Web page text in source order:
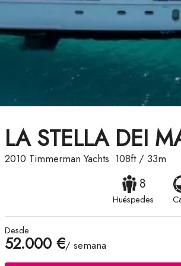
LA STELLA DEI
2010 Timmerman Yachts 108ft/ 33m
8
Huéspedes
Desde
52.000 €/ semana